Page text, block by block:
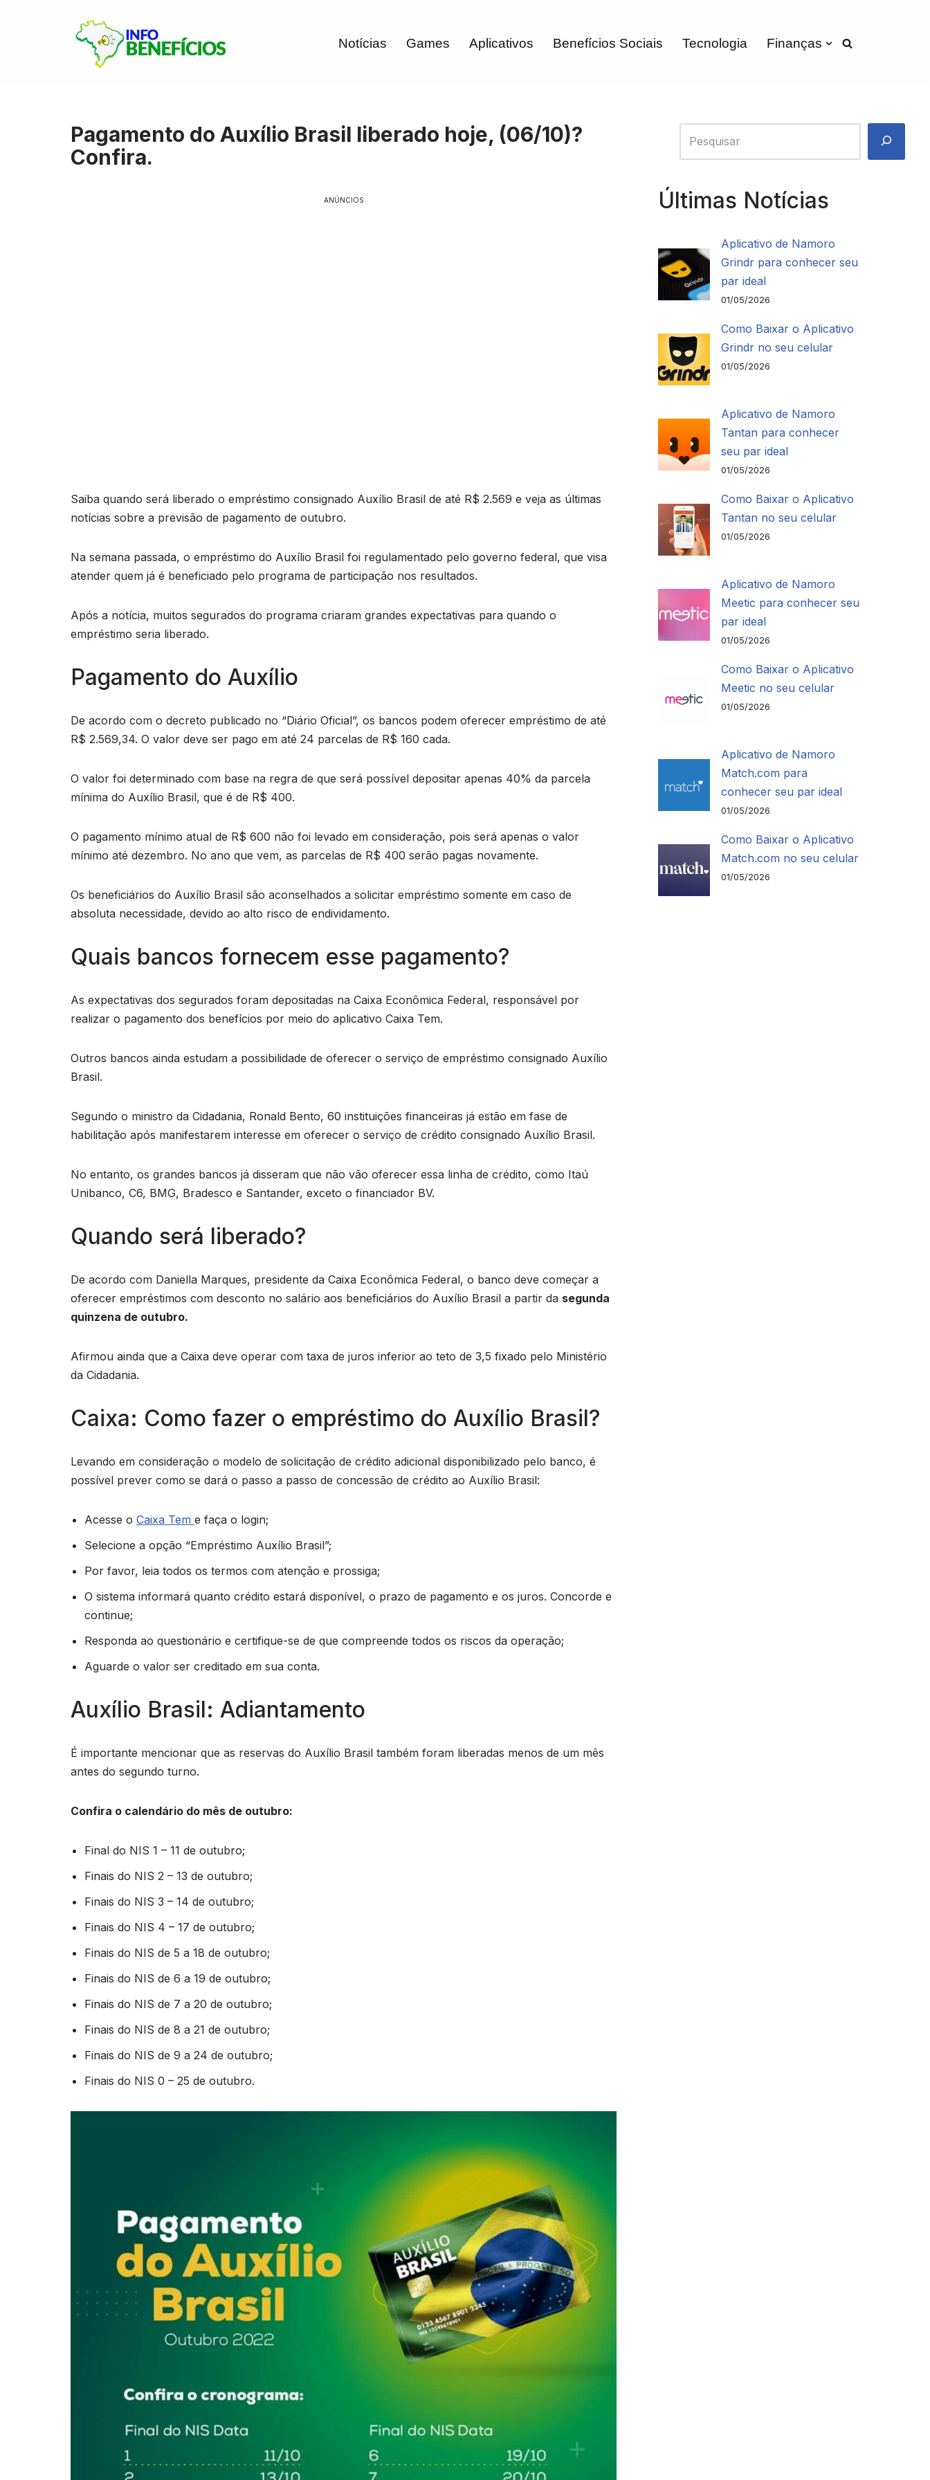
Notícias Games Aplicativos Benefícios Sociais Tecnologia Finanças
Pagamento do Auxílio Brasil liberado hoje, (06/10)?
Confira.
ANÚNCIOS
Saiba quando será liberado o empréstimo consignado Auxílio Brasil de até R$ 2.569 e veja as últimas
notícias sobre a previsão de pagamento de outubro.
Na semana passada, o empréstimo do Auxílio Brasil foi regulamentado pelo governo federal, que visa
atender quem já é beneficiado pelo programa de participação nos resultados.
Após a notícia, muitos segurados do programa criaram grandes expectativas para quando o
empréstimo seria liberado.
Pagamento do Auxílio
De acordo com o decreto publicado no “Diário Oficial”, os bancos podem oferecer empréstimo de até
R$ 2.569,34. O valor deve ser pago em até 24 parcelas de R$ 160 cada.
O valor foi determinado com base na regra de que será possível depositar apenas 40% da parcela
mínima do Auxílio Brasil, que é de R$ 400.
O pagamento mínimo atual de R$ 600 não foi levado em consideração, pois será apenas o valor
mínimo até dezembro. No ano que vem, as parcelas de R$ 400 serão pagas novamente.
Os beneficiários do Auxílio Brasil são aconselhados a solicitar empréstimo somente em caso de
absoluta necessidade, devido ao alto risco de endividamento.
Quais bancos fornecem esse pagamento?
As expectativas dos segurados foram depositadas na Caixa Econômica Federal, responsável por
realizar o pagamento dos benefícios por meio do aplicativo Caixa Tem.
Outros bancos ainda estudam a possibilidade de oferecer o serviço de empréstimo consignado Auxílio
Brasil.
Segundo o ministro da Cidadania, Ronald Bento, 60 instituições financeiras já estão em fase de
habilitação após manifestarem interesse em oferecer o serviço de crédito consignado Auxílio Brasil.
No entanto, os grandes bancos já disseram que não vão oferecer essa linha de crédito, como Itaú
Unibanco, C6, BMG, Bradesco e Santander, exceto o financiador BV.
Quando será liberado?
De acordo com Daniella Marques, presidente da Caixa Econômica Federal, o banco deve começar a
oferecer empréstimos com desconto no salário aos beneficiários do Auxílio Brasil a partir da segunda
quinzena de outubro.
Afirmou ainda que a Caixa deve operar com taxa de juros inferior ao teto de 3,5 fixado pelo Ministério
da Cidadania.
Caixa: Como fazer o empréstimo do Auxílio Brasil?
Levando em consideração o modelo de solicitação de crédito adicional disponibilizado pelo banco, é
possível prever como se dará o passo a passo de concessão de crédito ao Auxílio Brasil:
Acesse o Caixa Tem e faça o login;
Selecione a opção “Empréstimo Auxílio Brasil”;
Por favor, leia todos os termos com atenção e prossiga;
O sistema informará quanto crédito estará disponível, o prazo de pagamento e os juros. Concorde e
continue;
Responda ao questionário e certifique-se de que compreende todos os riscos da operação;
Aguarde o valor ser creditado em sua conta.
Auxílio Brasil: Adiantamento
É importante mencionar que as reservas do Auxílio Brasil também foram liberadas menos de um mês
antes do segundo turno.
Confira o calendário do mês de outubro:
Final do NIS 1 – 11 de outubro;
Finais do NIS 2 – 13 de outubro;
Finais do NIS 3 – 14 de outubro;
Finais do NIS 4 – 17 de outubro;
Finais do NIS de 5 a 18 de outubro;
Finais do NIS de 6 a 19 de outubro;
Finais do NIS de 7 a 20 de outubro;
Finais do NIS de 8 a 21 de outubro;
Finais do NIS de 9 a 24 de outubro;
Finais do NIS 0 – 25 de outubro.
Últimas Notícias
Aplicativo de Namoro
Grindr para conhecer seu
par ideal
01/05/2026
Como Baixar o Aplicativo
Grindr no seu celular
01/05/2026
Aplicativo de Namoro
Tantan para conhecer
seu par ideal
01/05/2026
Como Baixar o Aplicativo
Tantan no seu celular
01/05/2026
Aplicativo de Namoro
Meetic para conhecer seu
par ideal
01/05/2026
Como Baixar o Aplicativo
Meetic no seu celular
01/05/2026
Aplicativo de Namoro
Match.com para
conhecer seu par ideal
01/05/2026
Como Baixar o Aplicativo
Match.com no seu celular
01/05/2026